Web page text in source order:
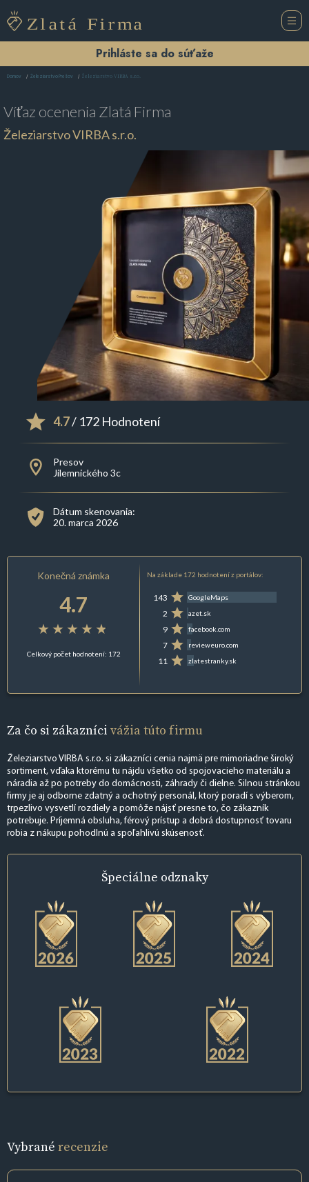
Prihláste sa do súťaže
Domov Železiarstvo Prešov Železiarstvo VIRBA s.r.o.
Víťaz ocenenia Zlatá Firma
Železiarstvo VIRBA s.r.o.
4.7/ 172 Hodnotení
Presov
Jilemnického 3c
Dátum skenovania:
20. marca 2026
Konečná známka
4.7
Celkový počet hodnotení: 172
Na základe 172 hodnotení z portálov:
143 GoogleMaps
2 azet.sk
9 facebook.com
7 revieweuro.com
11 zlatestranky.sk
Za čo si zákazníci vážia túto firmu
Železiarstvo VIRBA s.r.o. si zákazníci cenia najmä pre mimoriadne široký
sortiment, vďaka ktorému tu nájdu všetko od spojovacieho materiálu a
náradia až po potreby do domácnosti, záhrady či dielne. Silnou stránkou
firmy je aj odborne zdatný a ochotný personál, ktorý poradí s výberom,
trpezlivo vysvetlí rozdiely a pomôže nájsť presne to, čo zákazník
potrebuje. Príjemná obsluha, férový prístup a dobrá dostupnosť tovaru
robia z nákupu pohodlnú a spoľahlivú skúsenosť.
Špeciálne odznaky
Vybrané recenzie